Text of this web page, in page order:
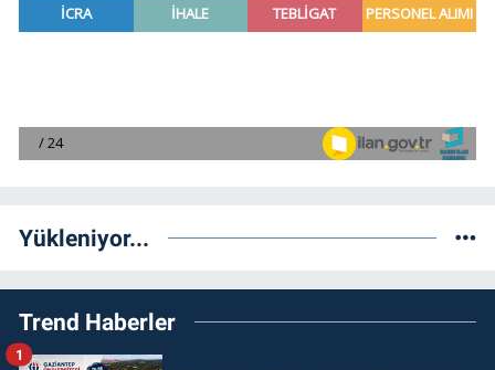
Yükleniyor...
Trend Haberler
1